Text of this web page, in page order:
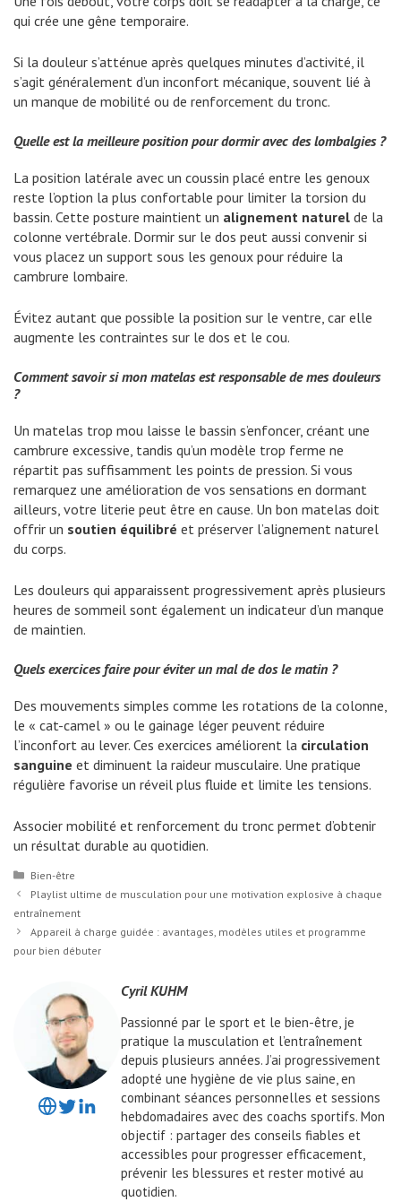
qui crée une gêne temporaire.
Si la douleur s’atténue après quelques minutes d’activité, il
s’agit généralement d’un inconfort mécanique, souvent lié à
un manque de mobilité ou de renforcement du tronc.
Quelle est la meilleure position pour dormir avec des lombalgies ?
La position latérale avec un coussin placé entre les genoux
reste l’option la plus confortable pour limiter la torsion du
bassin. Cette posture maintient un alignement naturel de la
colonne vertébrale. Dormir sur le dos peut aussi convenir si
vous placez un support sous les genoux pour réduire la
cambrure lombaire.
Évitez autant que possible la position sur le ventre, car elle
augmente les contraintes sur le dos et le cou.
Comment savoir si mon matelas est responsable de mes douleurs
?
Un matelas trop mou laisse le bassin s’enfoncer, créant une
cambrure excessive, tandis qu’un modèle trop ferme ne
répartit pas suffisamment les points de pression. Si vous
remarquez une amélioration de vos sensations en dormant
ailleurs, votre literie peut être en cause. Un bon matelas doit
offrir un soutien équilibré et préserver l’alignement naturel
du corps.
Les douleurs qui apparaissent progressivement après plusieurs
heures de sommeil sont également un indicateur d’un manque
de maintien.
Quels exercices faire pour éviter un mal de dos le matin ?
Des mouvements simples comme les rotations de la colonne,
le « cat-camel » ou le gainage léger peuvent réduire
l’inconfort au lever. Ces exercices améliorent la circulation
sanguine et diminuent la raideur musculaire. Une pratique
régulière favorise un réveil plus fluide et limite les tensions.
Associer mobilité et renforcement du tronc permet d’obtenir
un résultat durable au quotidien.
Catégories
Bien-être
Playlist ultime de musculation pour une motivation explosive à chaque
entraînement
Appareil à charge guidée : avantages, modèles utiles et programme
pour bien débuter
Cyril KUHM
Passionné par le sport et le bien-être, je
pratique la musculation et l’entraînement
depuis plusieurs années. J’ai progressivement
adopté une hygiène de vie plus saine, en
combinant séances personnelles et sessions
hebdomadaires avec des coachs sportifs. Mon
objectif : partager des conseils fiables et
accessibles pour progresser efficacement,
prévenir les blessures et rester motivé au
quotidien.